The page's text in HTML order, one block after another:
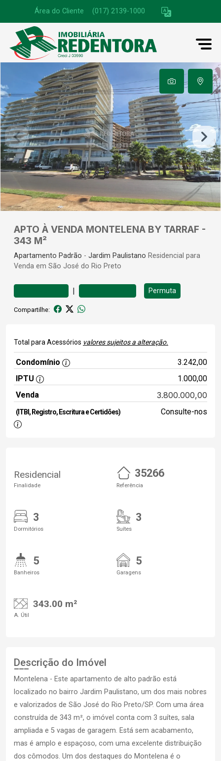
Área do Cliente (017) 2139-1000
APTO À VENDA MONTELENA BY TARRAF -
343 M²
Apartamento Padrão - Jardim Paulistano Residencial para
Venda em São José do Rio Preto
| Permuta
Compartilhe:
Total para Acessórios valores sujeitos a alteração.
Condomínio
3.242,00
IPTU
1.000,00
Venda
3.800.000,00
(ITBI, Registro, Escritura e Certidões) Consulte-nos
Residencial
Finalidade
35266
Referência
3
Dormitórios
3
Suítes
5
Banheiros
5
Garagens
343.00 m²
A. Útil
Descrição do Imóvel
Montelena - Este apartamento de alto padrão está
localizado no bairro Jardim Paulistano, um dos mais nobres
e valorizados de São José do Rio Preto/SP. Com uma área
construída de 343 m², o imóvel conta com 3 suítes, sala
ampliada e 5 vagas de garagem. Está sem acabamento,
mas é amplo e espaçoso, com uma excelente distribuição
dos cômodos. Um dos destaques do Montelena é o